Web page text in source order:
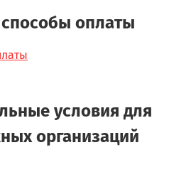
оплаты
условия для
организаций